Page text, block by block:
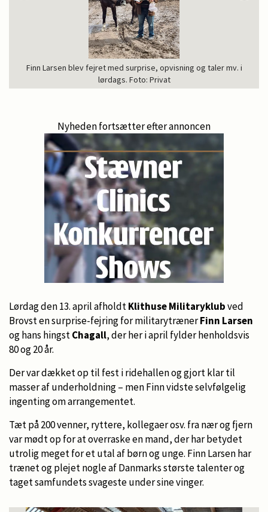
Finn Larsen blev fejret med surprise, opvisning og taler mv. i
lørdags. Foto: Privat
Nyheden fortsætter efter annoncen
Lørdag den 13. april afholdtKlithuse Militaryklubved
Brovst en surprise-fejring for militarytrænerFinn Larsen
og hans hingstChagall, der her i april fylder henholdsvis
80 og 20 år.
Der var dækket op til fest i ridehallen og gjort klar til
masser af underholdning – men Finn vidste selvfølgelig
ingenting om arrangementet.
Tæt på 200 venner, ryttere, kollegaer osv. fra nær og fjern
var mødt op for at overraske en mand, der har betydet
utrolig meget for et utal af børn og unge. Finn Larsen har
trænet og plejet nogle af Danmarks største talenter og
taget samfundets svageste under sine vinger.